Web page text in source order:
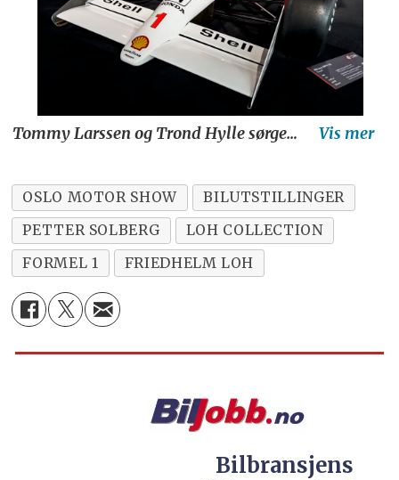
Tommy Larssen og Trond Hylle sørger for at Sennas vinnerbil fra Monaco Grand Prix i 1989 står på årets Oslo Motor Show.
OSLO MOTOR SHOW
BILUTSTILLINGER
PETTER SOLBERG
LOH COLLECTION
FORMEL 1
FRIEDHELM LOH
Bilbransjens